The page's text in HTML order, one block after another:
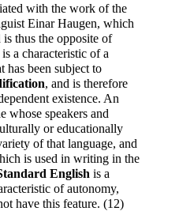
with the work of the
Einar Haugen, which
is thus the opposite of
a characteristic of a
has been subject to
, and is therefore
existence. An
whose speakers and
or educationally
of that language, and
is used in writing in the
English is a
of autonomy,
have this feature. (12)